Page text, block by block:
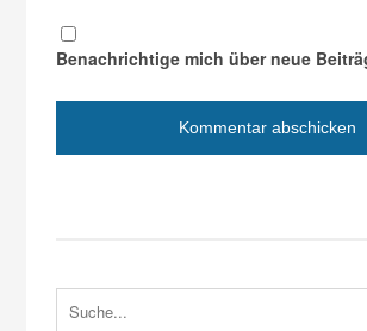
Benachrichtige mich über neue